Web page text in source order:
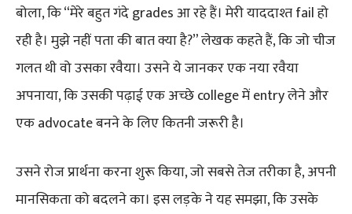
बोला, कि “मेरे बहुत गंदे grades आ रहे हैं। मेरी याददाश्त fail हो
रही है। मुझे नहीं पता की बात क्या है?” लेखक कहते हैं, कि जो चीज
गलत थी वो उसका रवैया। उसने ये जानकर एक नया रवैया
अपनाया, कि उसकी पढ़ाई एक अच्छे college में entry लेने और
एक advocate बनने के लिए कितनी जरूरी है।
उसने रोज प्रार्थना करना शुरू किया, जो सबसे तेज तरीका है, अपनी
मानसिकता को बदलने का। इस लड़के ने यह समझा, कि उसके